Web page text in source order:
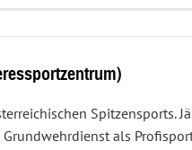
Spitzensports.
als